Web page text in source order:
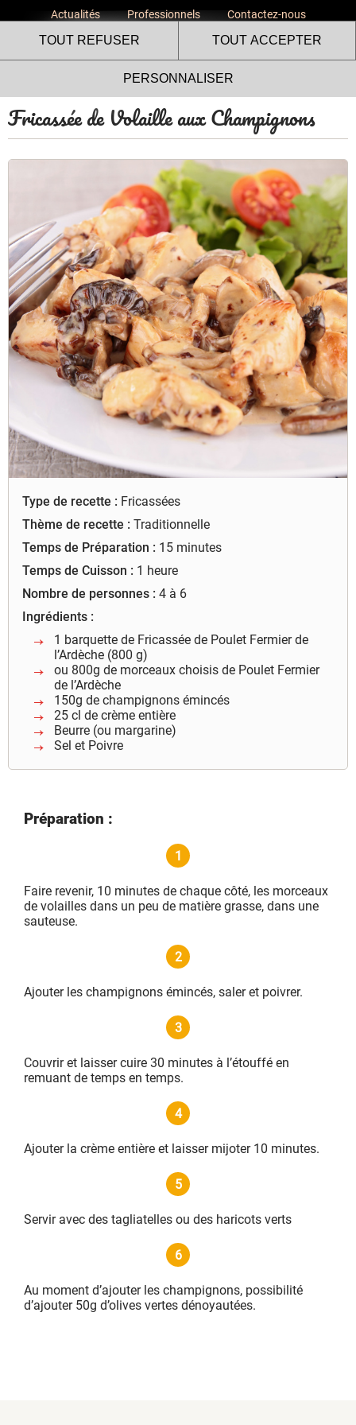
Actualités Professionnels Contactez-nous
Fricassée de Volaille aux Champignons
Type de recette : Fricassées
Thème de recette : Traditionnelle
Temps de Préparation : 15 minutes
Temps de Cuisson : 1 heure
Nombre de personnes :4 à 6
Ingrédients :
1 barquette de Fricassée de Poulet Fermier de
l’Ardèche (800 g)
ou 800g de morceaux choisis de Poulet Fermier
de l’Ardèche
150g de champignons émincés
25 cl de crème entière
Beurre (ou margarine)
Sel et Poivre
Préparation :
1
Faire revenir, 10 minutes de chaque côté, les morceaux
de volailles dans un peu de matière grasse, dans une
sauteuse.
2
Ajouter les champignons émincés, saler et poivrer.
3
Couvrir et laisser cuire 30 minutes à l’étouffé en
remuant de temps en temps.
4
Ajouter la crème entière et laisser mijoter 10 minutes.
5
Servir avec des tagliatelles ou des haricots verts
6
Au moment d’ajouter les champignons, possibilité
d’ajouter 50g d’olives vertes dénoyautées.
Le site internet Volailles
Fermières de l’Ardèche utilise
des cookies !
Nous utilisons des cookies pour nous assurer du bon
fonctionnement de notre site et à des fins analytiques. Vous
pouvez changer d'avis à tout moment en cliquant sur l'icône
présente sur chaque page de notre site. En autorisant ces
services tiers, vous acceptez le dépôt et la lecture de
cookies et l'utilisation de technologies de suivi nécessaires
à leur bon fonctionnement.
Charte de confidentialité
TOUT REFUSER TOUT ACCEPTER
PERSONNALISER